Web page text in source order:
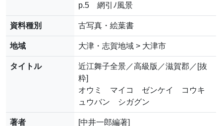
p.5 網引ﾉ風景
資料種別 古写真・絵葉書
地域 大津・志賀地域 > 大津市
タイトル
近江舞子全景／高級版／滋賀郡／[抜
粋]
オウミ マイコ ゼンケイ コウキ
ュウバン シガグン
著者
[中井一郎編著]